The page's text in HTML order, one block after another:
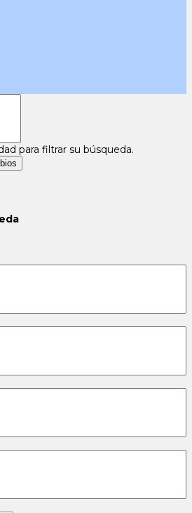
para filtrar su búsqueda.